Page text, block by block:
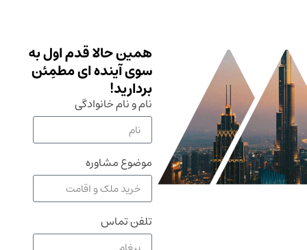
همین حالا قدم اول به
سوی آینده ای مطمِئن
بردارید!
نام و نام خانوادگی
موضوع مشاوره